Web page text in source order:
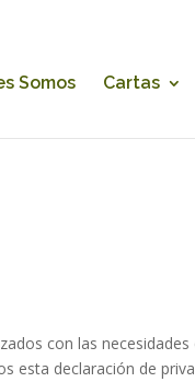
Somos Cartas
con las
esta declaración de